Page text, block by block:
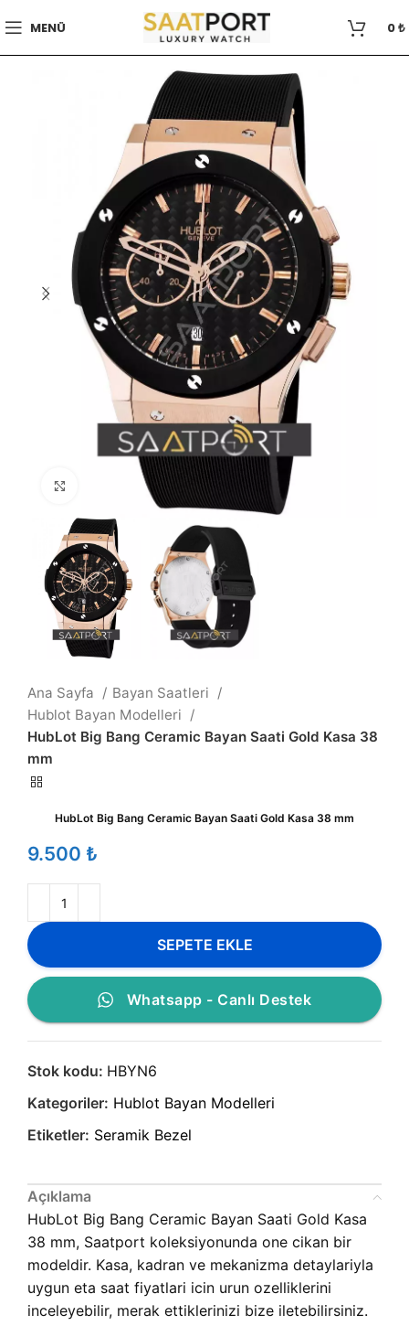
MENÜ 0₺
Büyütmek için tıklayın
Ana Sayfa
Bayan Saatleri
Hublot Bayan Modelleri
HubLot Big Bang Ceramic Bayan Saati Gold Kasa 38
mm
HubLot Big Bang Ceramic Bayan Saati Gold Kasa 38 mm
₺
SEPETE EKLE
Whatsapp - Canlı Destek
Stok kodu: HBYN6
Kategoriler: Hublot Bayan Modelleri
Etiketler: Seramik Bezel
Açıklama
HubLot Big Bang Ceramic Bayan Saati Gold Kasa
38 mm, Saatport koleksiyonunda one cikan bir
modeldir. Kasa, kadran ve mekanizma detaylariyla
uygun eta saat fiyatlari icin urun ozelliklerini
inceleyebilir, merak ettiklerinizi bize iletebilirsiniz.